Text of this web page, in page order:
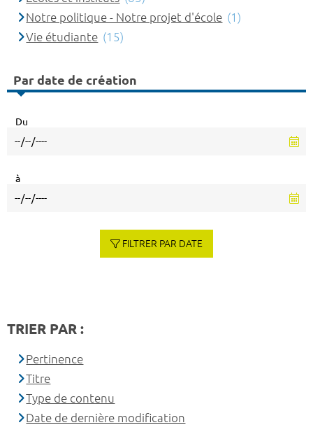
Notre politique - Notre projet d'école (1)
Vie étudiante (15)
Par date de création
Du
à
FILTRER PAR DATE
TRIER PAR :
Pertinence
Titre
Type de contenu
Date de dernière modification